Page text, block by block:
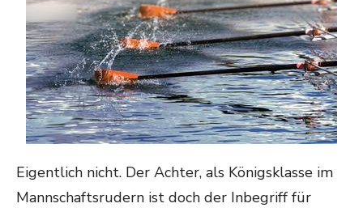
Eigentlich nicht. Der Achter, als Königsklasse im
Mannschaftsrudern ist doch der Inbegriff für